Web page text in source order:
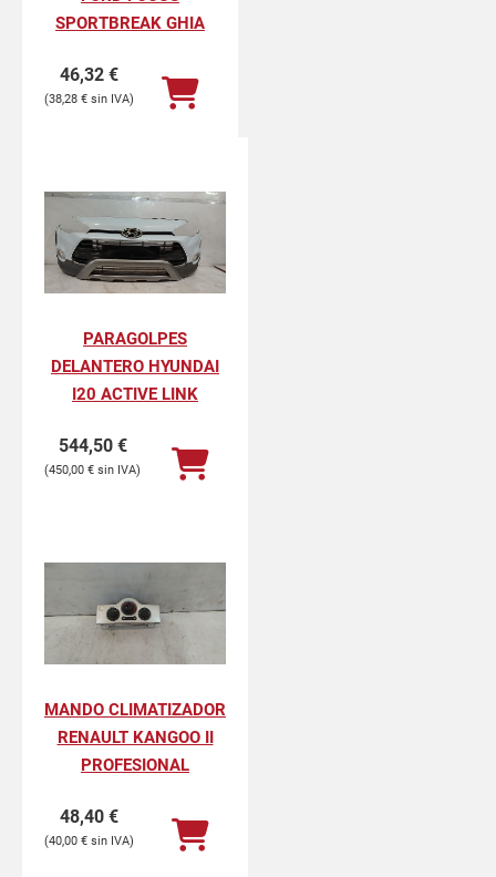
SPORTBREAK GHIA
46,32 €
38,28 €
PARAGOLPES
DELANTERO HYUNDAI
I20 ACTIVE LINK
544,50 €
450,00 €
MANDO CLIMATIZADOR
RENAULT KANGOO II
PROFESIONAL
48,40 €
40,00 €